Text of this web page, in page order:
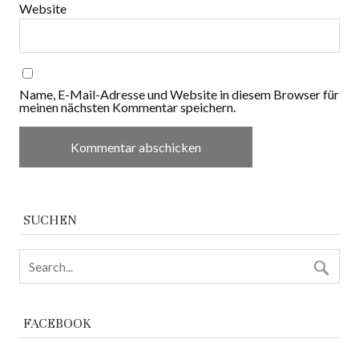
Website
Name, E-Mail-Adresse und Website in diesem Browser für
meinen nächsten Kommentar speichern.
SUCHEN
FACEBOOK